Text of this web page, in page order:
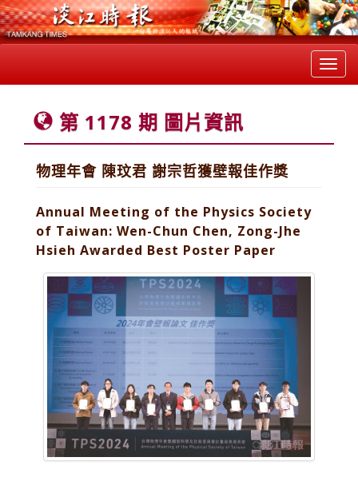
第 1178 期 圖片資訊
物理年會 陳玟君 謝宗哲獲壁報佳作獎
Annual Meeting of the Physics Society
of Taiwan: Wen-Chun Chen, Zong-Jhe
Hsieh Awarded Best Poster Paper